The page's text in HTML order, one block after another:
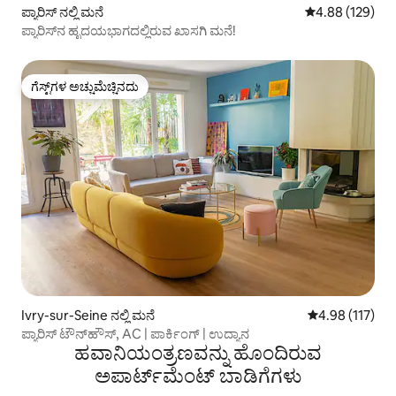
ಪ್ಯಾರಿಸ್ ನಲ್ಲಿ ಮನೆ 5 ರಲ್ಲಿ 4.88
4.88 (129)
ಪ್ಯಾರಿಸ್‌ನ ಹೃದಯಭಾಗದಲ್ಲಿರುವ ಖಾಸಗಿ ಮನೆ!
ಗೆಸ್ಟ್‌ಗಳ ಅಚ್ಚುಮೆಚ್ಚಿನದು
ಗೆಸ್ಟ್‌ಗಳ ಅಚ್ಚುಮೆಚ್ಚಿನದು
Ivry-sur-Seine ನಲ್ಲಿ ಮನೆ 5 ರಲ್ಲಿ 4.98
4.98 (117)
ಪ್ಯಾರಿಸ್ ಟೌನ್‌ಹೌಸ್, AC | ಪಾರ್ಕಿಂಗ್ | ಉದ್ಯಾನ
ಹವಾನಿಯಂತ್ರಣವನ್ನು ಹೊಂದಿರುವ
ಅಪಾರ್ಟ್‌ಮೆಂಟ್‌ ಬಾಡಿಗೆಗಳು